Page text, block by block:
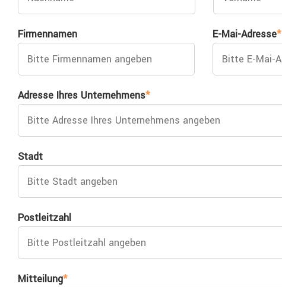
Firmennamen E-Mai-Adresse*
Adresse Ihres Unternehmens*
Stadt
Postleitzahl
Mitteilung*